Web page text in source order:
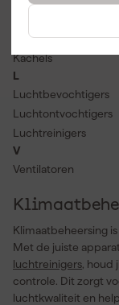
Kachels
L
Luchtbevochtigers
Luchtontvochtigers
Luchtreinigers
V
Ventilatoren
Klimaatbeheersing
Met de juiste
luchtreinigers ,
controle. Dit zorgt
luchtkwaliteit en